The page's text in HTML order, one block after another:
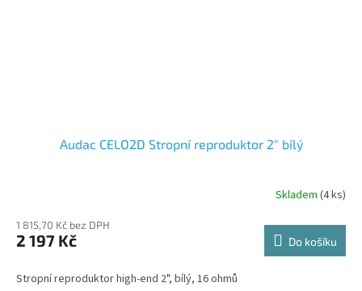
Audac CELO2D Stropní reproduktor 2" bílý
Skladem (4 ks)
1 815,70 Kč bez DPH
2 197 Kč Do košíku
Stropní reproduktor high-end 2", bílý, 16 ohmů